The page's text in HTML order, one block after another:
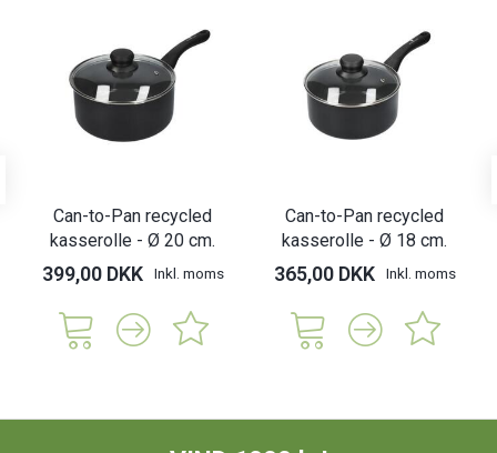
Can-to-Pan recycled
kasserolle - Ø 20 cm.
399,00 DKK Inkl. moms
Can-to-Pan recycled
kasserolle - Ø 18 cm.
365,00 DKK Inkl. moms